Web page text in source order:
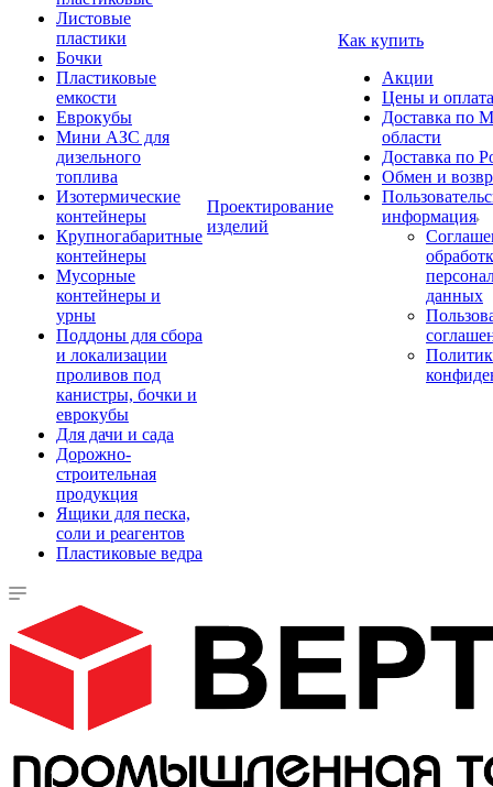
Листовые
пластики
Бочки
Пластиковые
емкости
Еврокубы
Мини АЗС для
дизельного
топлива
Изотермические
контейнеры
Крупногабаритные
контейнеры
Мусорные
контейнеры и
урны
Поддоны для сбора
и локализации
проливов под
канистры, бочки и
еврокубы
Для дачи и сада
Дорожно-
строительная
продукция
Ящики для песка,
соли и реагентов
Пластиковые ведра
Проектирование
изделий
Как купить
Акции
Цены и оплата
Доставка по
области
Доставка по
Обмен и
информация
данных